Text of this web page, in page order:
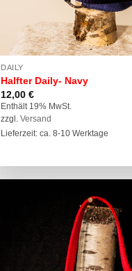
DAILY
Halfter Daily- Navy
12,00€
Enthält 19% MwSt.
zzgl.Versand
Lieferzeit: ca. 8-10 Werktage